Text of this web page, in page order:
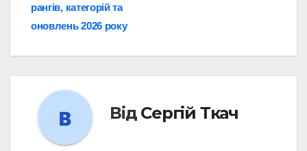
рангів, категорій та
оновлень 2026 року
Від Сергій Ткач